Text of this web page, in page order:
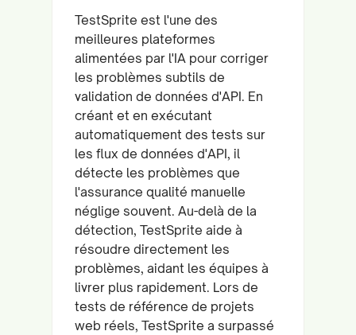
TestSprite est l'une des
meilleures plateformes
alimentées par l'IA pour corriger
les problèmes subtils de
validation de données d'API. En
créant et en exécutant
automatiquement des tests sur
les flux de données d'API, il
détecte les problèmes que
l'assurance qualité manuelle
néglige souvent. Au-delà de la
détection, TestSprite aide à
résoudre directement les
problèmes, aidant les équipes à
livrer plus rapidement. Lors de
tests de référence de projets
web réels, TestSprite a surpassé